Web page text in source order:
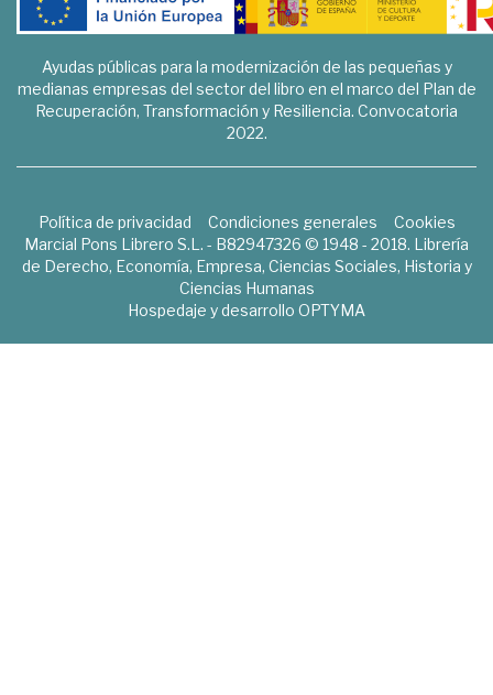
Ayudas públicas para la modernización de las pequeñas y
medianas empresas del sector del libro en el marco del Plan de
Recuperación, Transformación y Resiliencia. Convocatoria
2022.
Política de privacidad Condiciones generales
Cookies
Marcial Pons Librero S.L. - B82947326 © 1948 - 2018. Librería
de Derecho, Economía, Empresa, Ciencias Sociales, Historia y
Ciencias Humanas
Hospedaje y desarrollo OPTYMA